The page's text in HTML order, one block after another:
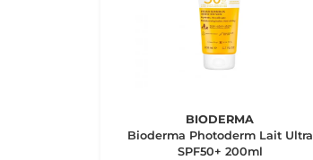
BIODERMA
Bioderma Photoderm Lait Ultra
SPF50+ 200ml